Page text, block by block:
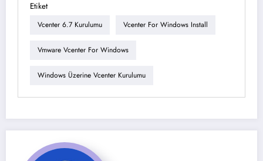
Etiket
Vcenter 6.7 Kurulumu Vcenter For Windows Install
Vmware Vcenter For Windows
Windows Üzerine Vcenter Kurulumu